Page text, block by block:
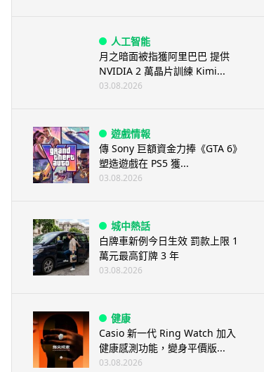
人工智能
月之暗面被指獲阿里巴巴 提供
NVIDIA 2 萬晶片訓練 Kimi...
03.08.2026
遊戲情報
傳 Sony 巨額資金力捧《GTA 6》
塑造遊戲在 PS5 獲...
03.08.2026
城中熱話
白牌車新例今日生效 罰款上限 1
萬元最高釘牌 3 年
03.08.2026
健康
Casio 新一代 Ring Watch 加入
健康感測功能，變身平價版...
03.08.2026